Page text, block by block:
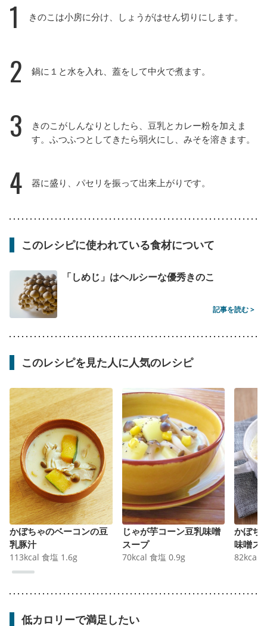
1 きのこは小房に分け、しょうがはせん切りにします。
2 鍋に１と水を入れ、蓋をして中火で煮ます。
3
きのこがしんなりとしたら、豆乳とカレー粉を加えま
す。ふつふつとしてきたら弱火にし、みそを溶きます。
4 器に盛り、パセリを振って出来上がりです。
このレシピに使われている食材について
「しめじ」はヘルシーな優秀きのこ
記事を読む >
このレシピを見た人に人気のレシピ
かぼちゃのベーコンの豆
乳豚汁
113kcal 食塩 1.6g
じゃが芋コーン豆乳味噌
スープ
70kcal 食塩 0.9g
かぼち
味噌ス
82kcal
低カロリーで満足したい